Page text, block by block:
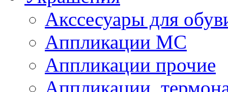
Акссесуары для
Аппликации МС
Аппликации прочие
Аппликации,